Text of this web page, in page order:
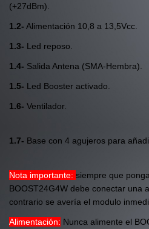
(+27dBm).
1.2- Alimentación 10,8 a 13,5Vcc.
1.3- Led reposo.
1.4- Salida Antena (SMA-Hembra).
1.5- Led Booster activado.
1.6- Ventilador.
1.7- Base con 4 agujeros para
Nota importante: siempre que
BOOST24G4W debe conectar una
contrario se avería el modulo
Alimentación: Nunca alimente el